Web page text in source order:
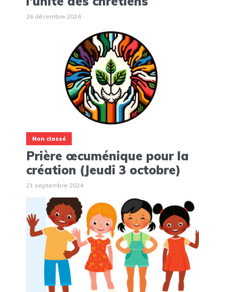
26 décembre 2024
Non classé
Prière œcuménique pour la
création (Jeudi 3 octobre)
21 septembre 2024